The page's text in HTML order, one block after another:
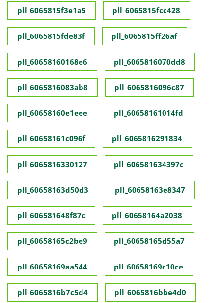
pll_6065815f3e1a5 pll_6065815fcc428
pll_6065815fde83f pll_6065815ff26af
pll_60658160168e6 pll_6065816070dd8
pll_6065816083ab8 pll_6065816096c87
pll_60658160e1eee pll_60658161014fd
pll_60658161c096f pll_6065816291834
pll_6065816330127 pll_606581634397c
pll_60658163d50d3 pll_60658163e8347
pll_606581648f87c pll_60658164a2038
pll_60658165c2be9 pll_60658165d55a7
pll_60658169aa544 pll_60658169c10ce
pll_6065816b7c5d4 pll_6065816bbe4d0